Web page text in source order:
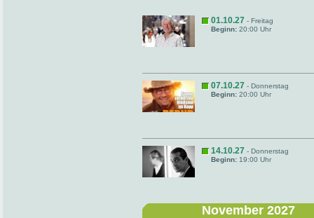
01.10.27 - Freitag
Beginn: 20:00 Uhr
07.10.27 - Donnerstag
Beginn: 20:00 Uhr
14.10.27 - Donnerstag
Beginn: 19:00 Uhr
November 2027